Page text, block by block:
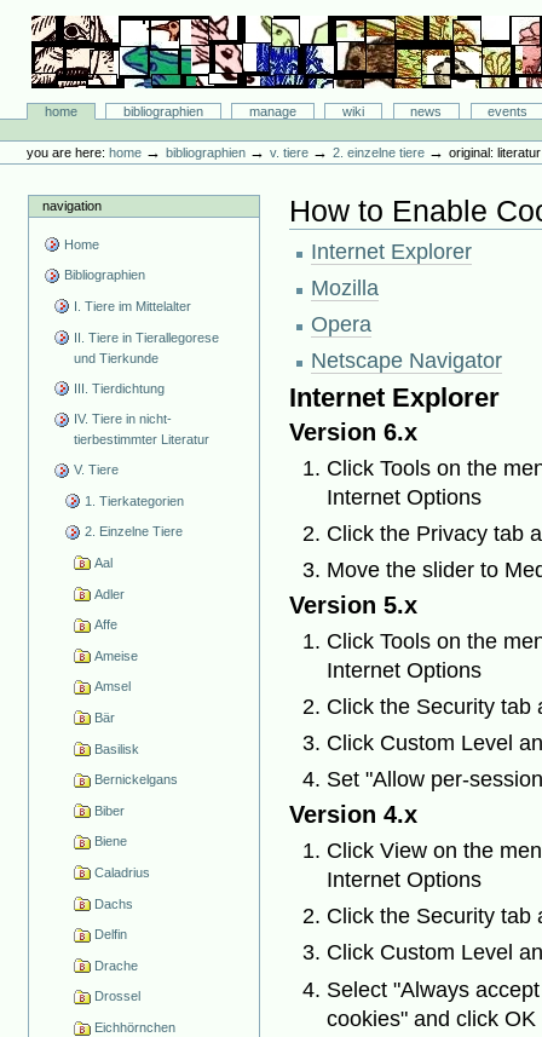
content.
navigation
Bibliographie-Portal
Sectionshome bibliographien manage wiki news
events
tools
you are here: home →bibliographien →v. tiere →2. einzelne tiere →original:
navigation
Home
Bibliographien
I. Tiere im Mittelalter
II. Tiere in Tierallegorese
und Tierkunde
III. Tierdichtung
IV. Tiere in nicht-
tierbestimmter Literatur
V. Tiere
1. Tierkategorien
2. Einzelne Tiere
Aal
Adler
Affe
Ameise
Amsel
Bär
Basilisk
Bernickelgans
Biber
Biene
Caladrius
Dachs
Delfin
Drache
Drossel
Eichhörnchen
How to Enable
Internet Explorer
Mozilla
Opera
Netscape Navigator
Internet Explorer
Version 6.x
Click Tools on the
Internet Options
Click the Privacy tab
Move the slider to
Version 5.x
Click Tools on the
Internet Options
Click the Security tab
Click Custom Level
Set "Allow per-
Version 4.x
Click View on the
Internet Options
Click the Security tab
Click Custom Level
Select "Always
cookies" and click OK